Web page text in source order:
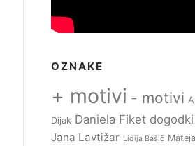
OZNAKE
+ motivi - motivi
Dijak Daniela Fiket dogodki
Jana Lavtižar Lidija Bašič Mateja